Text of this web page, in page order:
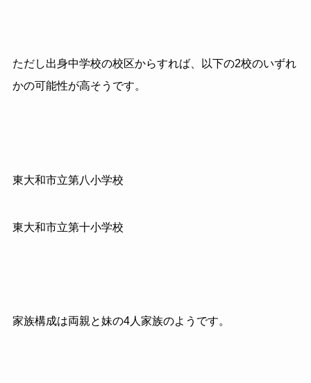
ただし出身中学校の校区からすれば、以下の2校のいずれ
かの可能性が高そうです。
東大和市立第八小学校
東大和市立第十小学校
家族構成は両親と妹の4人家族のようです。